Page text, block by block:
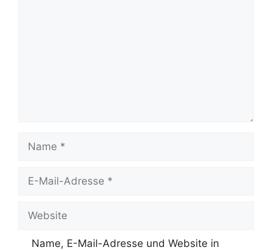
Name
Website
Name, E-Mail-Adresse und Website in